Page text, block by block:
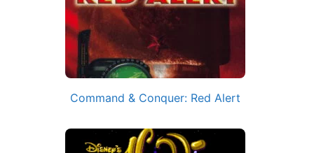
Command & Conquer: Red Alert